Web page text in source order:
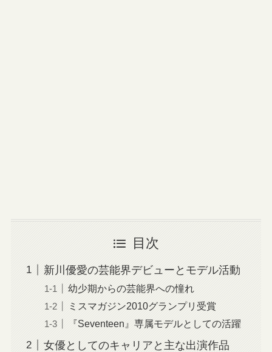
目次
新川優愛の芸能界デビューとモデル活動
幼少期からの芸能界への憧れ
ミスマガジン2010グランプリ受賞
『Seventeen』専属モデルとしての活躍
女優としてのキャリアと主な出演作品